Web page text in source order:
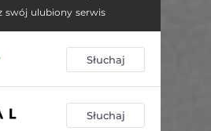
swój ulubiony serwis
Słuchaj
Słuchaj